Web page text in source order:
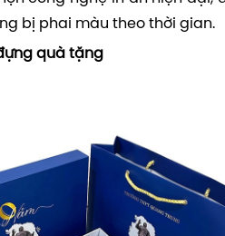
bị phai màu theo thời gian.
quà tặng